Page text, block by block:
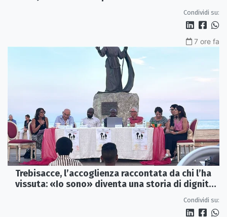
Condividi su:
7 ore fa
Trebisacce, l’accoglienza raccontata da chi l’ha
vissuta: «Io sono» diventa una storia di dignità
Condividi su: